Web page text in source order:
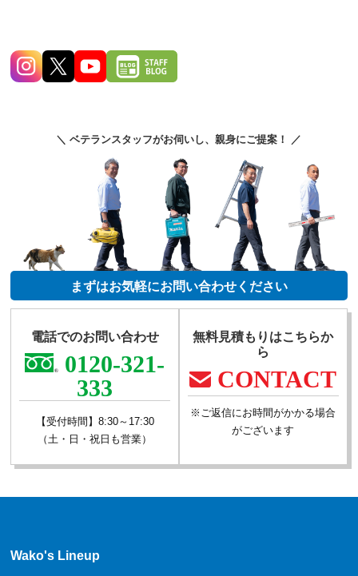
＼ ベテランスタッフがお伺いし、親身にご提案！ ／
まずはお気軽にお問い合わせください
電話でのお問い合わせ
0120-321-
333
【受付時間】8:30～17:30
（土・日・祝日も営業）
無料見積もりはこちらか
ら
CONTACT
※ご返信にお時間がかかる場合
がございます
Wako's Lineup